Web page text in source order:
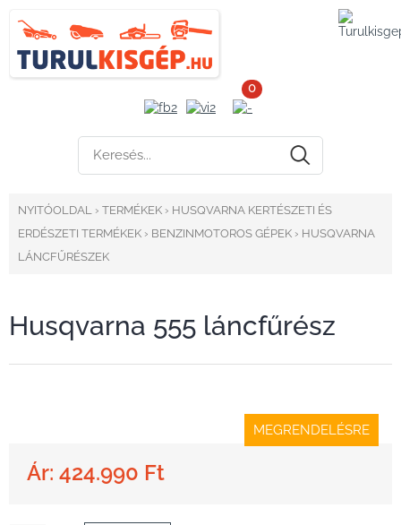
0
NYITÓOLDAL › TERMÉKEK › HUSQVARNA KERTÉSZETI ÉS
ERDÉSZETI TERMÉKEK › BENZINMOTOROS GÉPEK › HUSQVARNA
LÁNCFŰRÉSZEK
Husqvarna 555 láncfűrész
MEGRENDELÉSRE
Ár: 424.990 Ft